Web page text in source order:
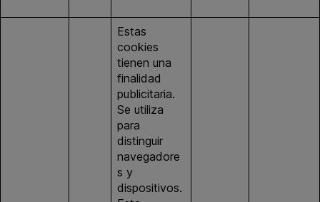
Estas
cookies
tienen una
finalidad
publicitaria.
Se utiliza
para
distinguir
navegadore
s y
dispositivos.